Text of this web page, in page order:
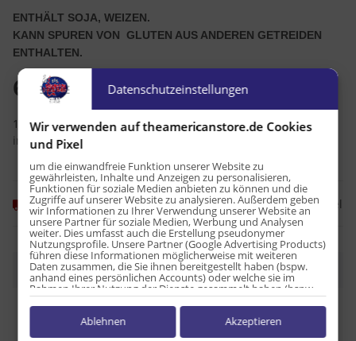
ENTHÄLT SOJA, WEIZEN.
KANN SPUREN VON GLUTEN AUS ANDEREN GETREIDEN
ENTHALTEN.
6,99 €
18,20 € pro 1 kg
inkl. 7% USt. , zzgl.
Momentan nicht verfügbar Frage zum Artikel
Beschreibung
Nährwerttabelle pro 100g:
Datenschutzeinstellungen
Wir verwenden auf theamericanstore.de Cookies
und Pixel
um die einwandfreie Funktion unserer Website zu
gewährleisten, Inhalte und Anzeigen zu personalisieren,
Funktionen für soziale Medien anbieten zu können und die
Zugriffe auf unserer Website zu analysieren. Außerdem geben
wir Informationen zu Ihrer Verwendung unserer Website an
unsere Partner für soziale Medien, Werbung und Analysen
weiter. Dies umfasst auch die Erstellung pseudonymer
Nutzungsprofile. Unsere Partner (Google Advertising Products)
führen diese Informationen möglicherweise mit weiteren
Daten zusammen, die Sie ihnen bereitgestellt haben (bspw.
anhand eines persönlichen Accounts) oder welche sie im
Rahmen Ihrer Nutzung der Dienste gesammelt haben (bspw.
Nutzungsdaten anderer Geräte). Ihre Einwilligung zur Nutzung
von Cookies und Pixeln können Sie jederzeit widerrufen,
indem Sie auf den Datenschutz-Button links unten klicken und
dort die entsprechenden Anpassungen vornehmen.
Ablehnen Akzeptieren